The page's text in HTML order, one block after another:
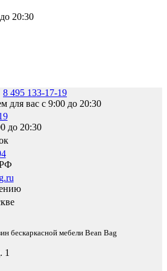
20:30
8 495 133-17-19
для вас с 9:00 до 20:30
до 20:30
бескаркасной мебели Bean Bag
1